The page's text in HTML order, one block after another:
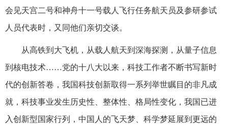
会见天宫二号和神舟十一号载人飞行任务航天员及参研参试
人员代表时，又同他们亲切交谈。
从高铁到大飞机，从载人航天到深海探测，从量子信息
到核电技术……党的十八大以来，科技工作者不断书写新时
代的创新答卷，我国科技创新取得一系列举世瞩目的非凡成
就，科技事业发生历史性、整体性、格局性变化，我国已进
入创新型国家行列，中国人的飞天梦、科学梦延展到更远的